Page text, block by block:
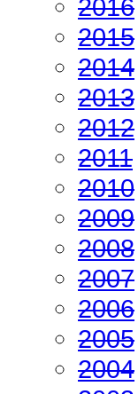
2016
2015
2014
2013
2012
2011
2010
2009
2008
2007
2006
2005
2004